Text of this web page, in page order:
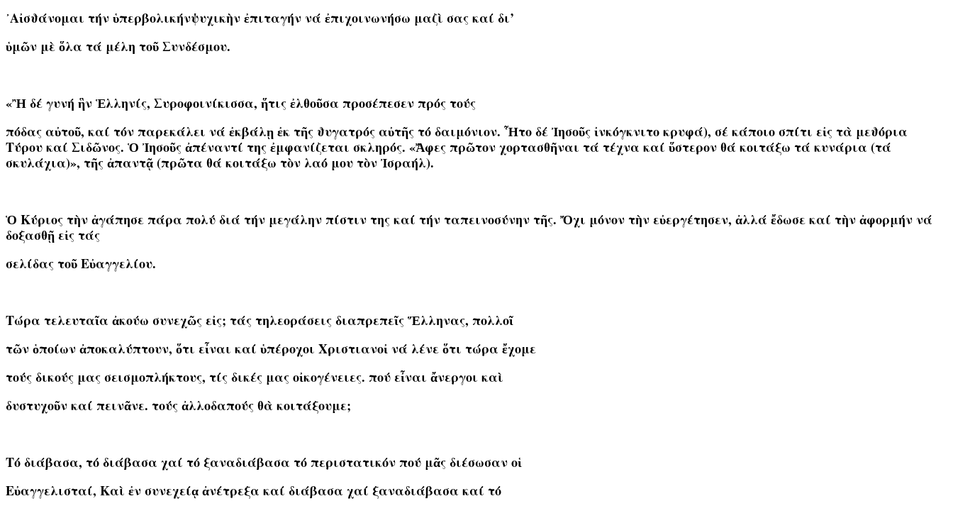
᾿Αἰσϑάνομαι τήν ὑπερβολικήνψυχικὴν ἐπιταγήν νά ἐπιχοινωνήσω μαζὶ σας καί δι’
ὑμῶν μὲ ὅλα τά μέλη τοῦ Συνδέσμου.
«Ἢ δέ γυνή ἣν Ἑλληνίς, Συροφοινίκισσα, ἥτις ἐλθοῦσα προσέπεσεν πρός τούς
πόδας αὐτοῦ, καί τόν παρεκάλει νά ἐκβάλῃ ἐκ τῆς ϑυγατρός αὐτῆς τό δαιμόνιον. Ἧτο δέ Ἰησοῦς ἰνκόγκνιτο κρυφά), σέ κάποιο σπίτι εἰς τὰ μεϑόρια
Τύρου καί Σιδῶνος. Ὁ Ἰησοῦς ἀπέναντί της ἐμφανίζεται σκληρός. «Ἄφες πρῶτον χορτασθῆναι τά τέχνα καί ὕστερον θά κοιτάξω τά κυνάρια (τά
σκυλάχια)», τῆς ἀπαντᾷ (πρῶτα θά κοιτάξω τὸν λαό μου τὸν Ἰσραήλ).
Ὁ Κύριος τὴν ἀγάπησε πάρα πολύ διά τήν μεγάλην πίστιν της καί τήν ταπεινοσύνην τῆς. Ὄχι μόνον τὴν εὐεργέτησεν, ἀλλά ἔδωσε καί τὴν ἀφορμήν νά
δοξασθῇ εἰς τάς
σελίδας τοῦ Εὐαγγελίου.
Τώρα τελευταῖα ἀκούω συνεχῶς εἰς; τάς τηλεοράσεις διαπρεπεῖς Ἕλληνας, πολλοῖ
τῶν ὁποίων ἀποκαλύπτουν, ὅτι εἶναι καί ὑπέροχοι Χριστιανοἰ νά λένε ὅτι τώρα ἔχομε
τούς δικούς μας σεισμοπλήκτους, τίς δικές μας οἰκογένειες. πού εἶναι ἄνεργοι καὶ
δυστυχοῦν καί πεινᾶνε. τούς ἀλλοδαπούς θὰ κοιτάξουμε;
Τό διάβασα, τό διάβασα χαί τό ξαναδιάβασα τό περιστατικόν πού μᾶς διέσωσαν οἱ
Εὐαγγελισταί, Καὶ ἐν συνεχείᾳ ἀνέτρεξα καί διάβασα χαί ξαναδιάβασα καί τό